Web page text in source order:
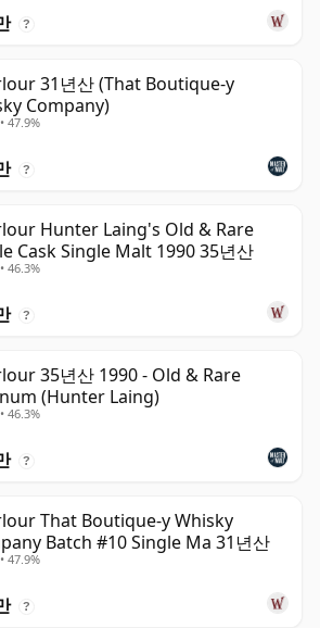
?
31년산 (That Boutique-y
Company)
47.9%
?
Hunter Laing's Old & Rare
Cask Single Malt 1990 35년산
46.3%
?
35년산 1990 - Old & Rare
(Hunter Laing)
46.3%
?
That Boutique-y Whisky
Batch #10 Single Ma 31년산
47.9%
?